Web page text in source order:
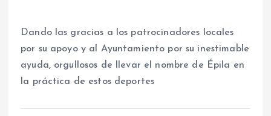
Dando las gracias a los patrocinadores locales
por su apoyo y al Ayuntamiento por su inestimable
ayuda, orgullosos de llevar el nombre de Épila en
la práctica de estos deportes